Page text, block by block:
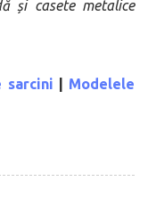
și casete metalice
sarcini
Modelele